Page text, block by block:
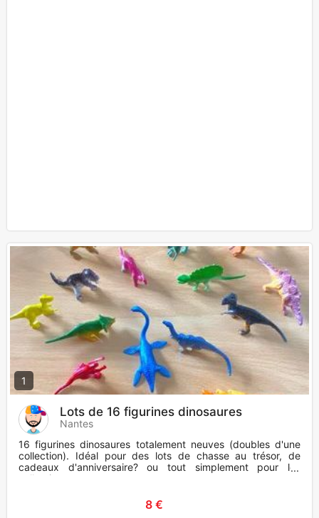
1
Lots de 16 figurines dinosaures
Nantes
16 figurines dinosaures totalement neuves (doubles d'une
collection). Idéal pour des lots de chasse au trésor, de
cadeaux d'anniversaire? ou tout simplement pour les
collectionner
8 €